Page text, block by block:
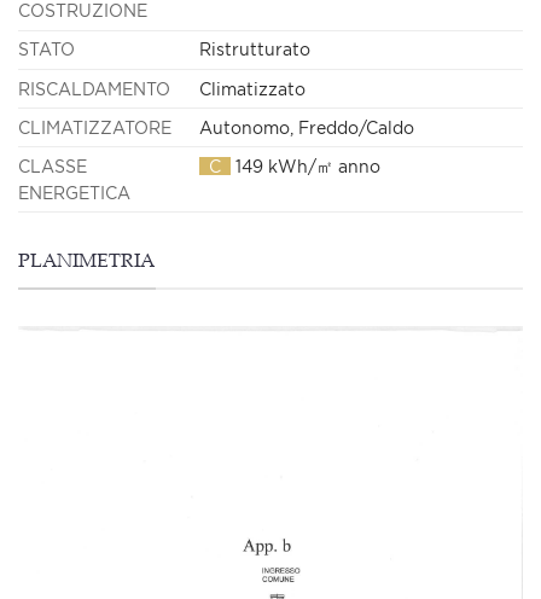
COSTRUZIONE
STATO Ristrutturato
RISCALDAMENTO Climatizzato
CLIMATIZZATORE Autonomo, Freddo/Caldo
CLASSE
ENERGETICA
C 149 kWh/㎡ anno
PLANIMETRIA